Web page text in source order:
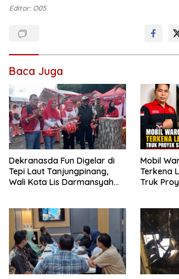
Editor: O05
Baca Juga
Dekranasda Fun Digelar di
Tepi Laut Tanjungpinang,
Wali Kota Lis Darmansyah
Mobil
Terkena
Truk